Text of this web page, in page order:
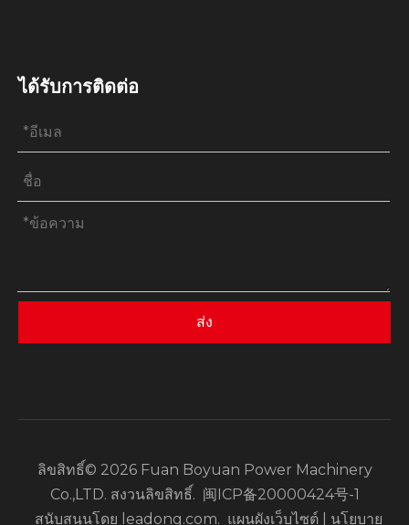
ได้รับการติดต่อ
ส่ง
ลิขสิทธิ์© 2026Fuan Boyuan Power Machinery
Co.,LTD. สงวนลิขสิทธิ์. 闽ICP备20000424号-1
สนับสนุนโดย leadong.com. แผนผังเว็บไซต์| นโยบาย